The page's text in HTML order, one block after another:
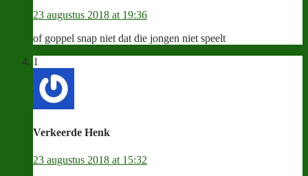
23 augustus 2018 at 19:36
of goppel snap niet dat die jongen niet speelt
1
Verkeerde Henk
23 augustus 2018 at 15:32